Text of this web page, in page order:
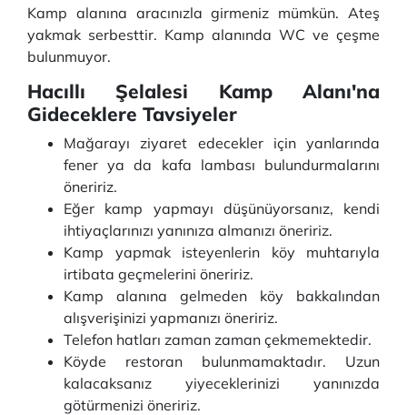
Kamp alanına aracınızla girmeniz mümkün. Ateş
yakmak serbesttir. Kamp alanında WC ve çeşme
bulunmuyor.
Hacıllı Şelalesi Kamp Alanı'na
Gideceklere Tavsiyeler
Mağarayı ziyaret edecekler için yanlarında
fener ya da kafa lambası bulundurmalarını
öneririz.
Eğer kamp yapmayı düşünüyorsanız, kendi
ihtiyaçlarınızı yanınıza almanızı öneririz.
Kamp yapmak isteyenlerin köy muhtarıyla
irtibata geçmelerini öneririz.
Kamp alanına gelmeden köy bakkalından
alışverişinizi yapmanızı öneririz.
Telefon hatları zaman zaman çekmemektedir.
Köyde restoran bulunmamaktadır. Uzun
kalacaksanız yiyeceklerinizi yanınızda
götürmenizi öneririz.